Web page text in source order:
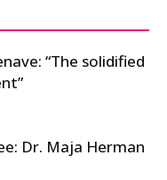
“The solidified
Dr. Maja Herman